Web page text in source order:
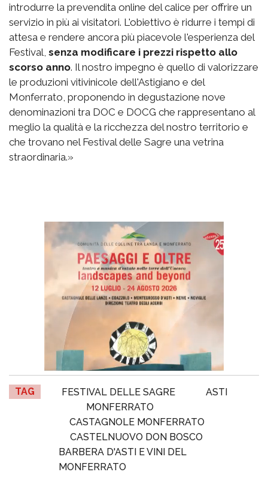
introdurre la prevendita online del calice per offrire un
servizio in più ai visitatori. L'obiettivo è ridurre i tempi di
attesa e rendere ancora più piacevole l'esperienza del
Festival, senza modificare i prezzi rispetto allo
scorso anno. Il nostro impegno è quello di valorizzare
le produzioni vitivinicole dell'Astigiano e del
Monferrato, proponendo in degustazione nove
denominazioni tra DOC e DOCG che rappresentano al
meglio la qualità e la ricchezza del nostro territorio e
che trovano nel Festival delle Sagre una vetrina
straordinaria.»
TAG FESTIVAL DELLE SAGRE
ASTI
MONFERRATO
CASTAGNOLE MONFERRATO
CASTELNUOVO DON BOSCO
BARBERA D'ASTI E VINI DEL
MONFERRATO